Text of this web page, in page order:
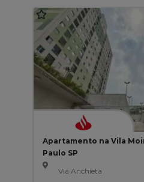
Apartamento na Vila
Paulo SP
Via Anchieta